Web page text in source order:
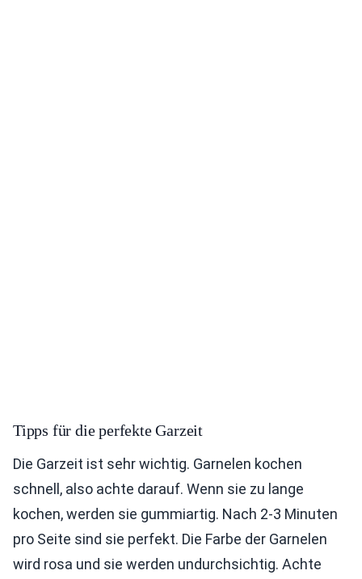
Tipps für die perfekte Garzeit
Die Garzeit ist sehr wichtig. Garnelen kochen
schnell, also achte darauf. Wenn sie zu lange
kochen, werden sie gummiartig. Nach 2-3 Minuten
pro Seite sind sie perfekt. Die Farbe der Garnelen
wird rosa und sie werden undurchsichtig. Achte